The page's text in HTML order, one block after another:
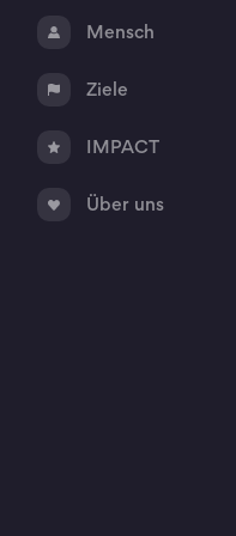
Mensch
Ziele
IMPACT
Über uns